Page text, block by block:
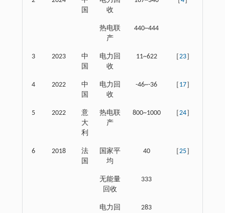
国
收
热电联
产
440~444
3 2023
中
国
电力回
收
11~622 23］
4 2022
中
国
电力回
收
-46~-36 17］
5 2022
意
大
利
热电联
产
800~1000 24］
6 2018
法
国
国家平
均
40 25］
无能量
回收
333
电力回
283